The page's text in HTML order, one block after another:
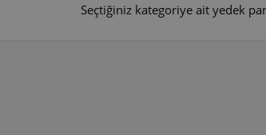
Seçtiğiniz kategoriye ait yedek